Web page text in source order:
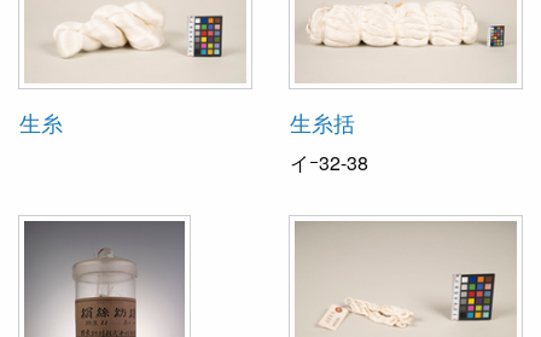
生糸 生糸括
イｰ32-38